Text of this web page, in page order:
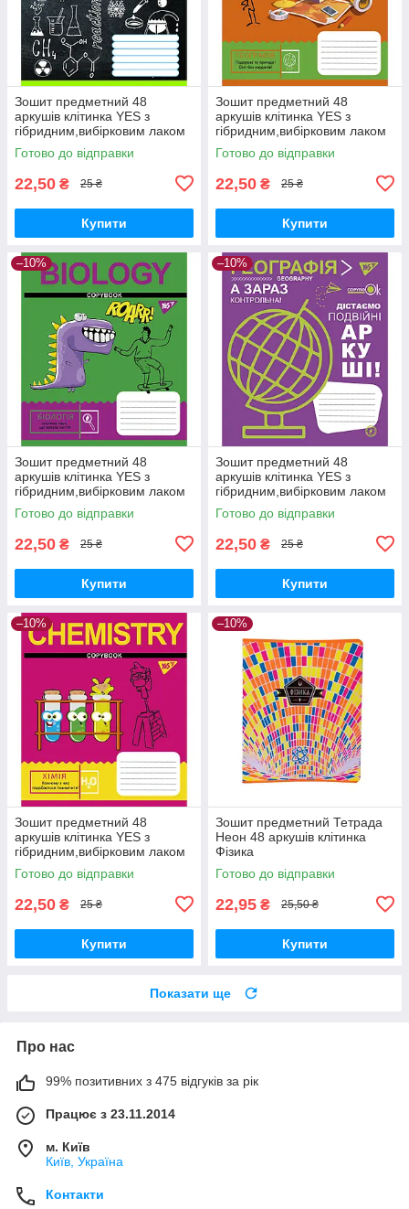
Зошит предметний 48
аркушів клітинка YES з
гібридним,вибірковим лаком
ХІМІЯ (Doodle board)
Готово до відправки
22,50 ₴ 25 ₴
Купити
Зошит предметний 48
аркушів клітинка YES з
гібридним,вибірковим лаком
ГЕОГРАФІЯ (Cool school
subjects)
Готово до відправки
22,50 ₴ 25 ₴
Купити
–10%
Зошит предметний 48
аркушів клітинка YES з
гібридним,вибірковим лаком
БІОЛОГІЯ (Cool school
subjects)
Готово до відправки
22,50 ₴ 25 ₴
Купити
–10%
Зошит предметний 48
аркушів клітинка YES з
гібридним,вибірковим лаком
ГЕОГРАФІЯ (Fun school
subjects)
Готово до відправки
22,50 ₴ 25 ₴
Купити
–10%
Зошит предметний 48
аркушів клітинка YES з
гібридним,вибірковим лаком
ХІМІЯ (Cool school subjects)
Готово до відправки
22,50 ₴ 25 ₴
Купити
–10%
Зошит предметний Тетрада
Неон 48 аркушів клітинка
Фізика
Готово до відправки
22,95 ₴ 25,50 ₴
Купити
Показати ще
Про нас
99% позитивних з 475 відгуків за рік
Працює з 23.11.2014
м. Київ
Київ, Україна
Контакти